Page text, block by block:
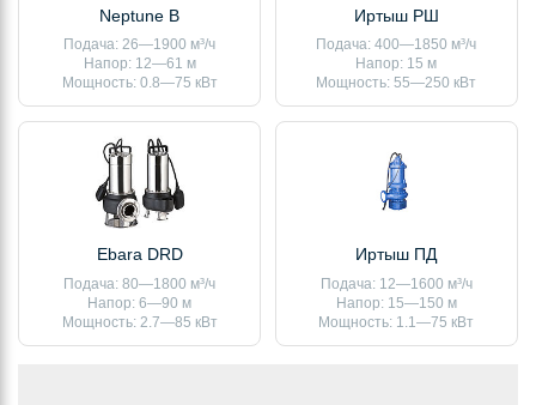
Neptune B
Подача: 26—1900 м³/ч
Напор: 12—61 м
Мощность: 0.8—75 кВт
Иртыш РШ
Подача: 400—1850 м³/ч
Напор: 15 м
Мощность: 55—250 кВт
Ebara DRD
Подача: 80—1800 м³/ч
Напор: 6—90 м
Мощность: 2.7—85 кВт
Иртыш ПД
Подача: 12—1600 м³/ч
Напор: 15—150 м
Мощность: 1.1—75 кВт